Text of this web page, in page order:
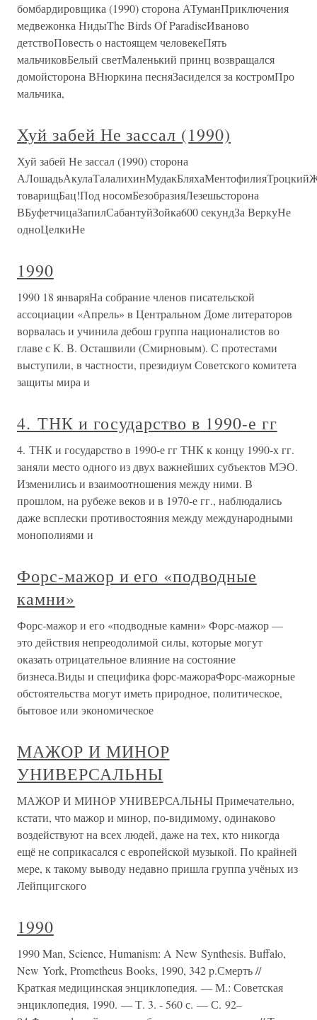
бомбардировщика (1990) сторона АТуманПриключения
медвежонка НидыThe Birds Of ParadiseИваново
детствоПовесть о настоящем человекеПять
мальчиковБелый светМаленький принц возвращался
домойсторона ВНюркина песняЗасиделся за костромПро
мальчика,
Хуй забей Не зассал (1990)
Хуй забей Не зассал (1990) сторона
товарищБац!Под носомБезобразияЛезешьсторона
ВБуфетчицаЗапилСабантуйЗойка600 секундЗа ВеркуНе
одноЦелкиНе
1990
1990 18 январяНа собрание членов писательской
ассоциации «Апрель» в Центральном Доме литераторов
ворвалась и учинила дебош группа националистов во
главе с К. В. Осташвили (Смирновым). С протестами
выступили, в частности, президиум Советского комитета
защиты мира и
4. ТНК и государство в 1990-е гг
4. ТНК и государство в 1990-е гг ТНК к концу 1990-х гг.
заняли место одного из двух важнейших субъектов МЭО.
Изменились и взаимоотношения между ними. В
прошлом, на рубеже веков и в 1970-е гг., наблюдались
даже всплески противостояния между международными
монополиями и
Форс-мажор и его «подводные
камни»
Форс-мажор и его «подводные камни» Форс-мажор —
это действия непреодолимой силы, которые могут
оказать отрицательное влияние на состояние
бизнеса.Виды и специфика форс-мажораФорс-мажорные
обстоятельства могут иметь природное, политическое,
бытовое или экономическое
МАЖОР И МИНОР
УНИВЕРСАЛЬНЫ
МАЖОР И МИНОР УНИВЕРСАЛЬНЫ Примечательно,
кстати, что мажор и минор, по-видимому, одинаково
воздействуют на всех людей, даже на тех, кто никогда
ещё не соприкасался с европейской музыкой. По крайней
мере, к такому выводу недавно пришла группа учёных из
Лейпцигского
1990
1990 Man, Science, Humanism: A New Synthesis. Buffalo,
New York, Prometheus Books, 1990, 342 p.Смерть //
Краткая медицинская энциклопедия. — М.: Советская
энциклопедия, 1990. — Т. 3. - 560 с. — С. 92–